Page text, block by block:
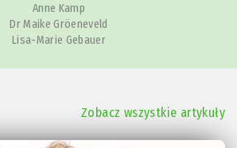
Christina Hillesheim
Zobacz wszystkie artykuły